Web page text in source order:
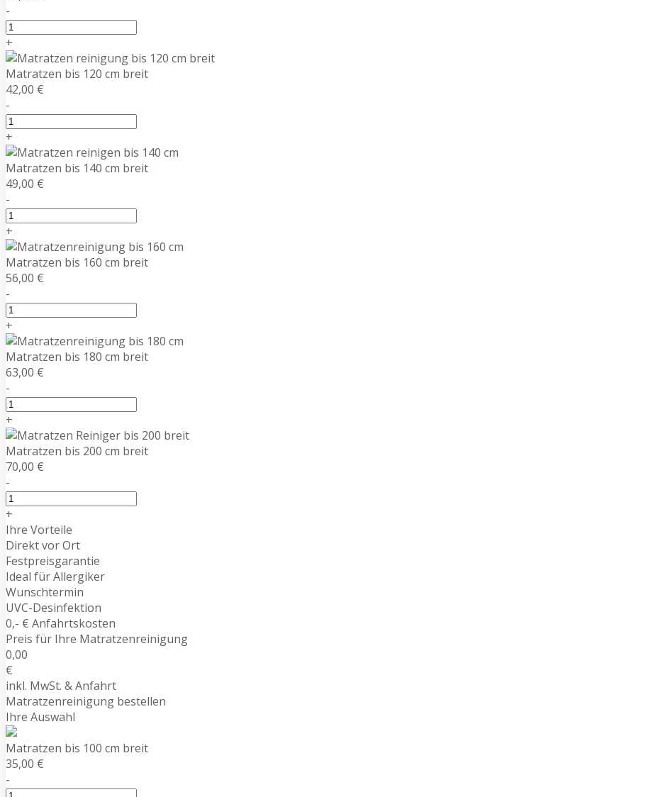
-
+
Matratzen bis 120 cm breit
42,00 €
-
+
Matratzen bis 140 cm breit
49,00 €
-
+
Matratzen bis 160 cm breit
56,00 €
-
+
Matratzen bis 180 cm breit
63,00 €
-
+
Matratzen bis 200 cm breit
70,00 €
-
+
Ihre Vorteile
Direkt vor Ort
Festpreisgarantie
Ideal für Allergiker
Wunschtermin
UVC-Desinfektion
0,- € Anfahrtskosten
Preis für Ihre Matratzenreinigung
0,00
€
inkl. MwSt. & Anfahrt
Matratzenreinigung bestellen
Ihre Auswahl
Matratzen bis 100 cm breit
35,00 €
-